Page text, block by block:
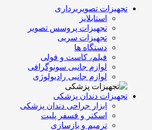
تجهیزات تصویربرداری
استابلایز
تجهیزات پروسس تصویر
تجهیزات سربی
دستگاه ها
فیلم، کاست و فولی
لوازم جانبی سونوگرافی
لوازم جانبی رادیولوژی
تجهیزات دندان پزشکی
ابزار جراحی دندان پزشکی
اسکنر و فسفر پلیت
ترمیم و بازسازی